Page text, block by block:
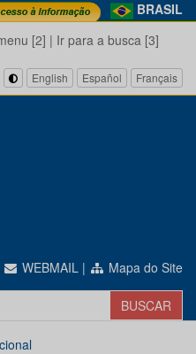
BRASIL
[2] | Ir para a busca [3]
English Español Français
WEBMAIL | Mapa do Site